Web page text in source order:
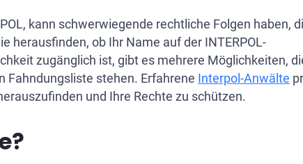
Länder
asiatische Länder
Rechtliche Grundlagen und Verfahren
afrikanische Länder
Rechtslage und Verfahren 2026
kann schwerwiegende rechtliche Folgen haben,
herausfinden, ob Ihr Name auf der INTERPOL-
zugänglich ist, gibt es mehrere Möglichkeiten,
Fahndungsliste stehen. Erfahrene Interpol-Anwälte
und Ihre Rechte zu schützen.